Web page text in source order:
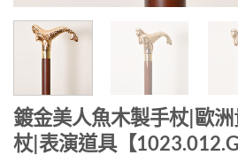
鍍金美人魚木製手杖|歐
杖|表演道具【1023.012.G